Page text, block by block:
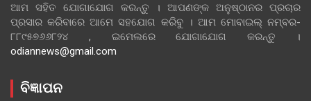
ଆମ ସହିତ ଯୋଗାଯୋଗ କରନ୍ତୁ । ଆପଣଙ୍କ ଅନୁଷ୍ଠାନର ପ୍ରଚାର
ପ୍ରସାର କରିବାରେ ଆମେ ସହଯୋଗ କରିବୁ । ଆମ ମୋବାଇଲ୍ ନମ୍ବର-
୮୮୯୫୭୬୬୮୨୪ , ଇମେଲରେ ଯୋଗାଯୋଗ କରନ୍ତୁ ।
odiannews@gmail.com
ବିଜ୍ଞାପନ